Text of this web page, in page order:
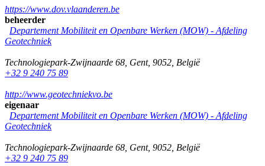
https://www.dov.vlaanderen.be
beheerder
Departement Mobiliteit en Openbare Werken (MOW) - Afdeling
Geotechniek
Technologiepark-Zwijnaarde 68 Gent, 9052 België
+32 9 240 75 89
http://www.geotechniekvo.be
eigenaar
Departement Mobiliteit en Openbare Werken (MOW) - Afdeling
Geotechniek
Technologiepark-Zwijnaarde 68 Gent, 9052 België
+32 9 240 75 89